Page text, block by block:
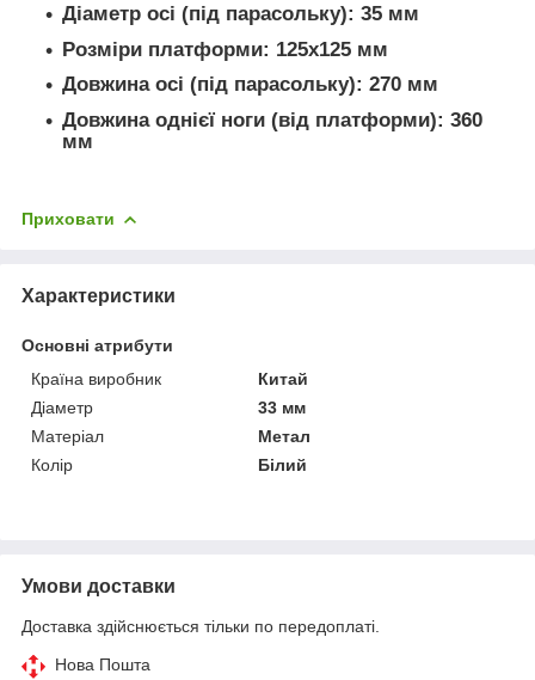
Діаметр осі (під парасольку): 35 мм
Розміри платформи: 125х125 мм
Довжина осі (під парасольку): 270 мм
Довжина однієї ноги (від платформи): 360
мм
Приховати
Характеристики
Основні атрибути
Країна виробник
Китай
Діаметр
33 мм
Матеріал
Метал
Колір
Білий
Умови доставки
Доставка здійснюється тільки по передоплаті.
Нова Пошта